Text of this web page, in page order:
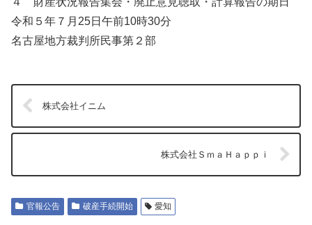
令和５年７月25日午前10時30分
名古屋地方裁判所民事第２部
株式会社イニム
株式会社ＳｍａＨａｐｐｉ
官報公告 破産手続開始 愛知